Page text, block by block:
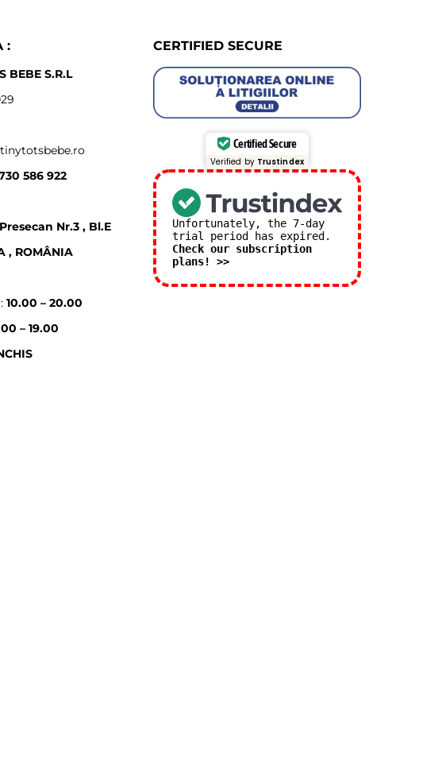
:
BEBE S.R.L
586 922
Nr.3 , Bl.E
, ROMÂNIA
10.00 – 20.00
– 19.00
CERTIFIED SECURE
Certified Secure
Verified by Trustindex
Unfortunately, the 7-day
trial period has expired.
Check our subscription
plans! >>